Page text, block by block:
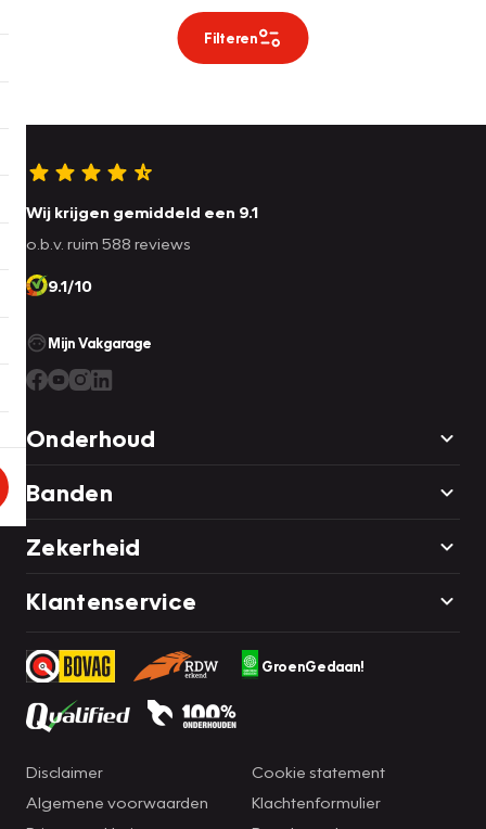
Filteren
Wij krijgen gemiddeld een 9.1
o.b.v. ruim 588 reviews
9.1/10
Mijn Vakgarage
Onderhoud
Banden
Zekerheid
Klantenservice
GroenGedaan!
Disclaimer
Algemene voorwaarden
Cookie statement
Klachtenformulier